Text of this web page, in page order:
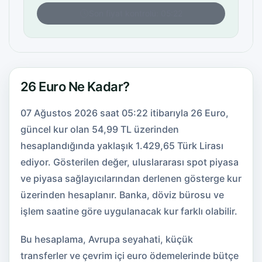
26 Euro Ne Kadar?
07 Ağustos 2026 saat 05:22 itibarıyla 26 Euro,
güncel kur olan 54,99 TL üzerinden
hesaplandığında yaklaşık 1.429,65 Türk Lirası
ediyor. Gösterilen değer, uluslararası spot piyasa
ve piyasa sağlayıcılarından derlenen gösterge kur
üzerinden hesaplanır. Banka, döviz bürosu ve
işlem saatine göre uygulanacak kur farklı olabilir.
Bu hesaplama, Avrupa seyahati, küçük
transferler ve çevrim içi euro ödemelerinde bütçe